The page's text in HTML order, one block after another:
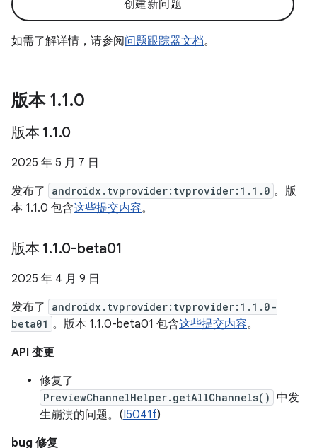
创建新问题
如需了解详情，请参阅问题跟踪器文档。
版本 1.1.0
版本 1.1.0
2025 年 5 月 7 日
发布了
androidx.tvprovider:tvprovider:1.1.0 。版
本 1.1.0 包含这些提交内容。
版本 1.1.0-beta01
2025 年 4 月 9 日
发布了
androidx.tvprovider:tvprovider:1.1.0-
beta01 。版本 1.1.0-beta01 包含这些提交内容。
API 变更
修复了
PreviewChannelHelper.getAllChannels() 中发
生崩溃的问题。(I5041f)
bug 修复